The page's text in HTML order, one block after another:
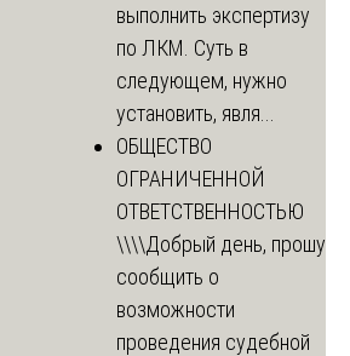
выполнить экспертизу
по ЛКМ. Суть в
следующем, нужно
установить, явля...
ОБЩЕСТВО
ОГРАНИЧЕННОЙ
ОТВЕТСТВЕННОСТЬЮ
\\\\Добрый день, прошу
сообщить о
возможности
проведения судебной